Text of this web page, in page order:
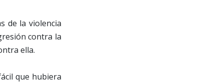
de la violencia
contra la
ella.
que hubiera